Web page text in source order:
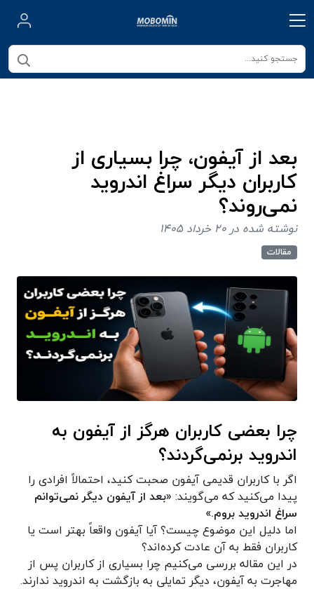
بعد از آیفون، چرا بسیاری از
کاربران دیگر سراغ اندروید
نمی‌روند؟
نوشته شده در 20 خرداد 1405
مقالات
چرا بعضی کاربران هرگز از آیفون به
اندروید برنمی‌گردند؟
اگر با کاربران قدیمی آیفون صحبت کنید، احتمالاً افرادی را
پیدا می‌کنید که می‌گویند: «بعد از آیفون دیگر نمی‌توانم
سراغ اندروید بروم.»
اما دلیل این موضوع چیست؟ آیا آیفون واقعاً بهتر است یا
کاربران فقط به آن عادت کرده‌اند؟
در این مقاله بررسی می‌کنیم چرا بسیاری از کاربران پس از
مهاجرت به آیفون، دیگر تمایلی به بازگشت به اندروید ندارند.